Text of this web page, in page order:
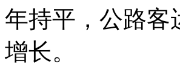
年持平，公路客
增长。